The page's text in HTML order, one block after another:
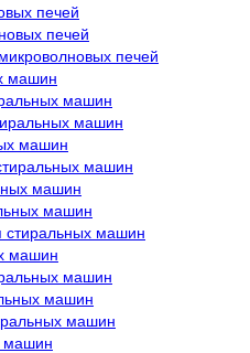
печей
печей
печей
машин
машин
машин
машин
машин
машин
машин
стиральных машин
машин
машин
машин
машин
машин